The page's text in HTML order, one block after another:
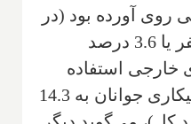
روی آورده بود (در
حال حاضر فقط 4,000 نفر یا 3.6 درصد
خارجی استفاده
می‌کند. با افزایش نرخ بیکاری جوانان به 14.3